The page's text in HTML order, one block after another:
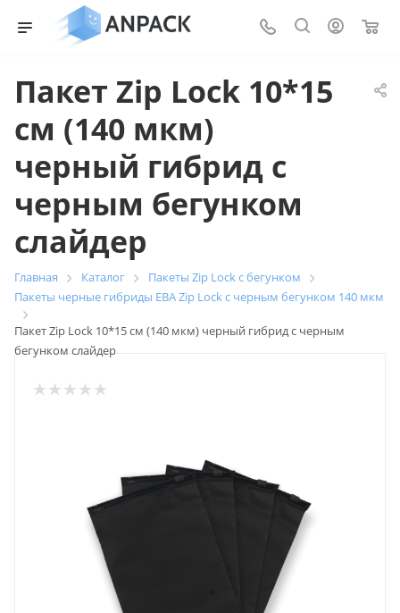
0
Пакет Zip Lock 10*15
см (140 мкм)
черный гибрид с
черным бегунком
слайдер
Главная Каталог
Пакеты Zip Lock с бегунком
Пакеты черные гибриды ЕВА Zip Lock с черным бегунком 140 мкм
Пакет Zip Lock 10*15 см (140 мкм) черный гибрид с черным
бегунком слайдер